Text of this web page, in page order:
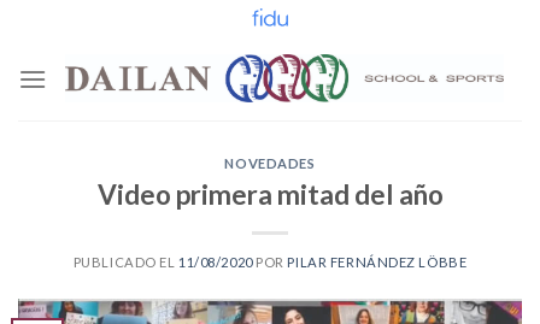
content
NOVEDADES
Video primera mitad del año
PUBLICADO EL 11/08/2020POR PILAR FERNÁNDEZ LÖBBE